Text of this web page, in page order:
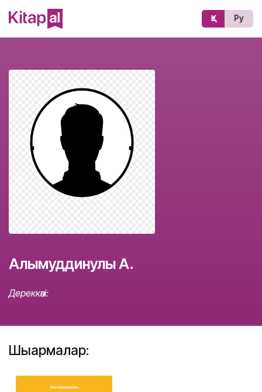
Қз Ру
Алымуддинулы А.
Дереккөзі:
Шығармалар: